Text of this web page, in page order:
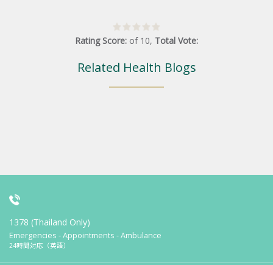
Rating Score: of 10, Total Vote:
Related Health Blogs
1378 (Thailand Only)
Emergencies - Appointments - Ambulance
24時間対応（英語）